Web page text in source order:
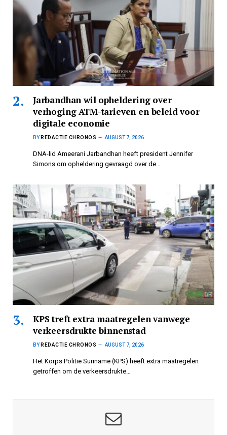
Jarbandhan wil opheldering over
verhoging ATM-tarieven en beleid voor
digitale economie
BY REDACTIE CHRONOS AUGUST 7, 2026
DNA-lid Ameerani Jarbandhan heeft president Jennifer
Simons om opheldering gevraagd over de…
KPS treft extra maatregelen vanwege
verkeersdrukte binnenstad
BY REDACTIE CHRONOS AUGUST 7, 2026
Het Korps Politie Suriname (KPS) heeft extra maatregelen
getroffen om de verkeersdrukte…